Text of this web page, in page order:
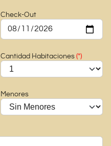
Check-Out
Cantidad Habitaciones
Menores